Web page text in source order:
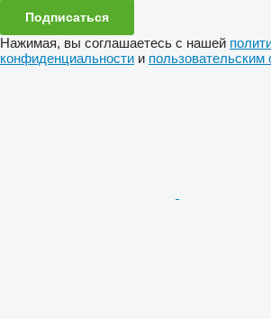
Подписаться
Нажимая, вы соглашаетесь с нашей
конфиденциальности и